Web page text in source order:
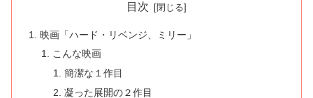
目次
映画「ハード・リベンジ、ミリー」
こんな映画
簡潔な１作目
凝った展開の２作目